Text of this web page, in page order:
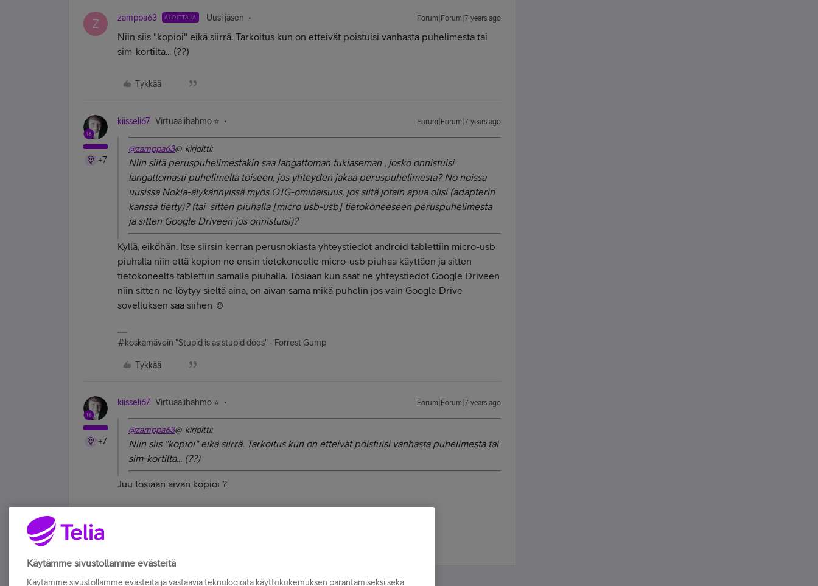
Z zamppa63 ALOITTAJA Uusi jäsen Forum|Forum|7 years ago
Niin siis "kopioi" eikä siirrä. Tarkoitus kun on etteivät poistuisi vanhasta puhelimesta tai
sim-kortilta... (??)
Tykkää
+7
kiisseli67 Virtuaalihahmo ⭐️ Forum|Forum|7 years ago
@zamppa63@ kirjoitti:
Niin siitä peruspuhelimestakin saa langattoman tukiaseman , josko onnistuisi
langattomasti puhelimella toiseen, jos yhteyden jakaa peruspuhelimesta? No noissa
uusissa Nokia-älykännyissä myös OTG-ominaisuus, jos siitä jotain apua olisi (adapterin
kanssa tietty)? (tai sitten piuhalla [micro usb-usb] tietokoneeseen peruspuhelimesta
ja sitten Google Driveen jos onnistuisi)?
Kyllä, eiköhän. Itse siirsin kerran perusnokiasta yhteystiedot android tablettiin micro-usb
piuhalla niin että kopion ne ensin tietokoneelle micro-usb piuhaa käyttäen ja sitten
tietokoneelta tablettiin samalla piuhalla. Tosiaan kun saat ne yhteystiedot Google Driveen
niin sitten ne löytyy sieltä aina, on aivan sama mikä puhelin jos vain Google Drive
sovelluksen saa siihen ☺
#koskamävoin "Stupid is as stupid does" - Forrest Gump
Tykkää
+7
kiisseli67 Virtuaalihahmo ⭐️ Forum|Forum|7 years ago
@zamppa63@ kirjoitti:
Niin siis "kopioi" eikä siirrä. Tarkoitus kun on etteivät poistuisi vanhasta puhelimesta tai
sim-kortilta... (??)
Juu tosiaan aivan kopioi ?
Käytämme sivustollamme evästeitä
Käytämme sivustollamme evästeitä ja vastaavia teknologioita käyttökokemuksen parantamiseksi sekä